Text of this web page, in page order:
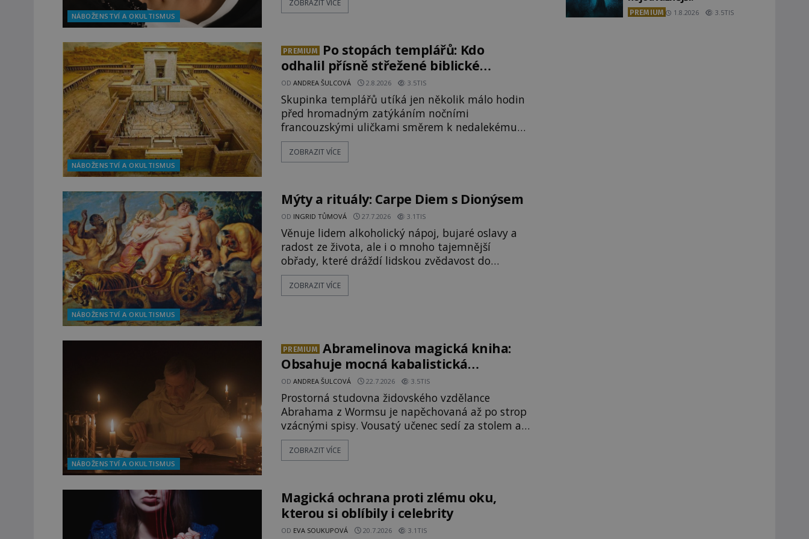
NÁBOŽENSTVÍ A OKULTISMUS
považovány za důkaz svatosti zemřelých. Jaké
Milosrdných
ZOBRAZIT VÍCE
NÁBOŽENSTVÍ A OKULTISMUS
PREMIUM
Po stopách templářů: Kdo
odhalil přísně střežené biblické
tajemství?
ODANDREA ŠULCOVÁ 2.8.2026 3.5TIS
Skupinka templářů utíká jen několik málo hodin
před hromadným zatýkáním nočními
francouzskými uličkami směrem k nedalekému
přístavu. Jeden z nich má přes ramena ranec s
tajemným obsahem. Kapitán lodi už na ně čeká.
kapitáne?“ zeptá se ho jeden z templářů. „Do Sk
ZOBRAZIT VÍCE
NÁBOŽENSTVÍ A OKULTISMUS
Mýty a rituály: Carpe Diem s Dionýsem
OD INGRID TŮMOVÁ 27.7.2026 3.1TIS
Věnuje lidem alkoholický nápoj, bujaré oslavy a
radost ze života, ale i o mnoho tajemnější
obřady, které dráždí lidskou zvědavost do
dnešních dní. Co doopravdy představuje bůh,
jemuž Římané říkají Bakchus? Mytologický příběh
ZOBRAZIT VÍCE
NÁBOŽENSTVÍ A OKULTISMUS
PREMIUM
Abramelinova magická kniha:
Obsahuje mocná kabalistická
zaříkávadla?
ODANDREA ŠULCOVÁ 22.7.2026 3.5TIS
Prostorná studovna židovského vzdělance
Abrahama z Wormsu je napěchovaná až po strop
vzácnými spisy. Vousatý učenec sedí za stolem a
před sebou má rozložený jeden z nejzáhadnějších
magických textů. Jde o Abramelinův grimoár,
pouhou pověru? Už šest měsíců pobývá
ZOBRAZIT VÍCE
Magická ochrana proti zlému oku,
kterou si oblíbily i celebrity
OD EVA SOUKUPOVÁ 20.7.2026 3.1TIS
PREMIUM 1.8.2026 3.5TIS